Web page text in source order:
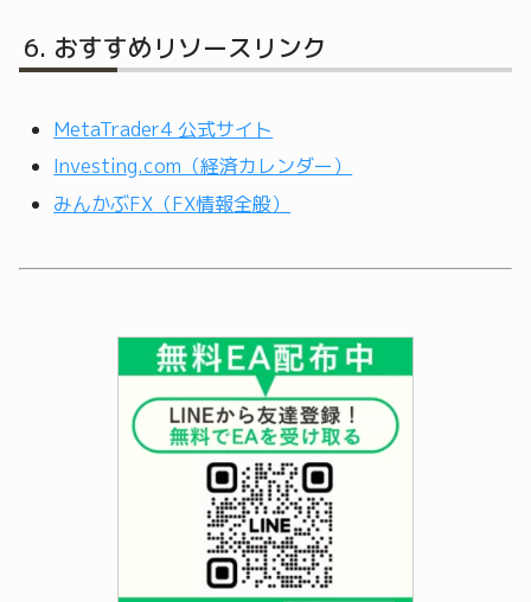
おすすめリソースリンク
MetaTrader4 公式サイト
Investing.com（経済カレンダー）
みんかぶFX（FX情報全般）